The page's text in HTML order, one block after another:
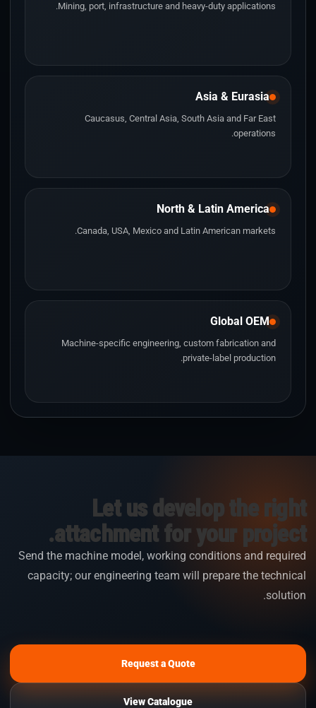
Mining, port, infrastructure and heavy-duty applications.
Asia & Eurasia
Caucasus, Central Asia, South Asia and Far East
operations.
North & Latin America
Canada, USA, Mexico and Latin American markets.
Global OEM
Machine-specific engineering, custom fabrication and
private-label production.
Let us develop the right
attachment for your project.
Send the machine model, working conditions and required
capacity; our engineering team will prepare the technical
solution.
Request a Quote
View Catalogue